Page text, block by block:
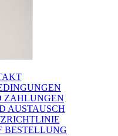
ZAHLUNGEN
AUSTAUSCH
BESTELLUNG